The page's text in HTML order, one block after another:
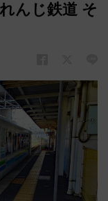
んじ鉄道 そ